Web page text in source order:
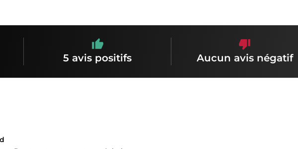
5 avis positifs Aucun avis négatif